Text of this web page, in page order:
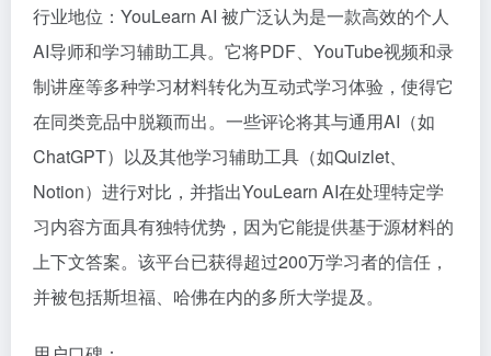
行业地位：YouLearn AI 被广泛认为是一款高效的个人
AI导师和学习辅助工具。它将PDF、YouTube视频和录
制讲座等多种学习材料转化为互动式学习体验，使得它
在同类竞品中脱颖而出。一些评论将其与通用AI（如
ChatGPT）以及其他学习辅助工具（如Quizlet、
Notion）进行对比，并指出YouLearn AI在处理特定学
习内容方面具有独特优势，因为它能提供基于源材料的
上下文答案。该平台已获得超过200万学习者的信任，
并被包括斯坦福、哈佛在内的多所大学提及。